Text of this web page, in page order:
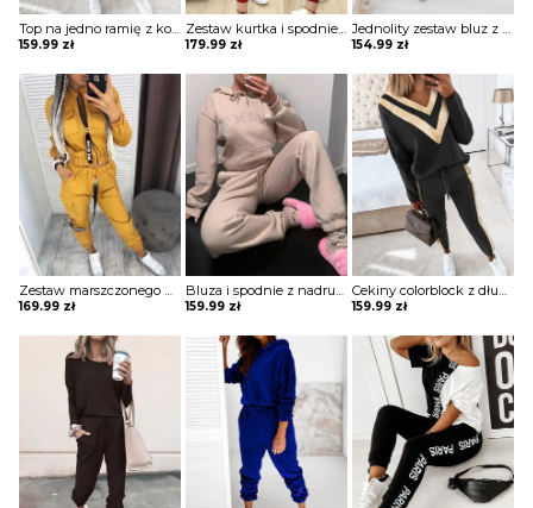
Top na jedno ramię z koralikami i zestawem spodni ze sznurkiem komplet Nathasja
159.99 zł
Zestaw kurtka i spodnie ze sznurkiem w kontrastową kratę komplet Reizel
179.99 zł
Jednolity zestaw bluz z kapturem i sznurkiem długim rękawem komplet Nicolea
154.99 zł
Zestaw marszczonego płaszcza i spodni cargo z kieszeniami na zamek błyskawiczny komplet Ezzelina
169.99 zł
Bluza i spodnie z nadrukiem literowym długim rękawem komplet Anthony
159.99 zł
Cekiny colorblock z długim rękawem i zestawem spodni ze sznurkiem w talii komplet Afra
159.99 zł